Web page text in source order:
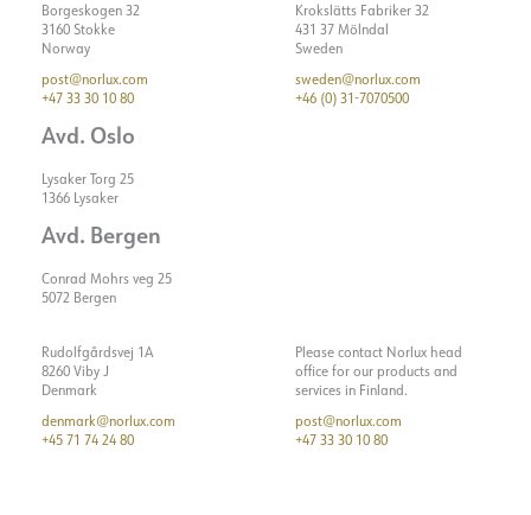
Borgeskogen 32
3160 Stokke
Norway
post@norlux.com
+47 33 30 10 80
Avd. Oslo
Lysaker Torg 25
1366 Lysaker
Avd. Bergen
Conrad Mohrs veg 25
5072 Bergen
Krokslätts Fabriker 32
431 37 Mölndal
Sweden
sweden@norlux.com
+46 (0) 31-7070500
Rudolfgårdsvej 1A
8260 Viby J
Denmark
denmark@norlux.com
+45 71 74 24 80
Please contact Norlux head
office for our products and
services in Finland.
post@norlux.com
+47 33 30 10 80